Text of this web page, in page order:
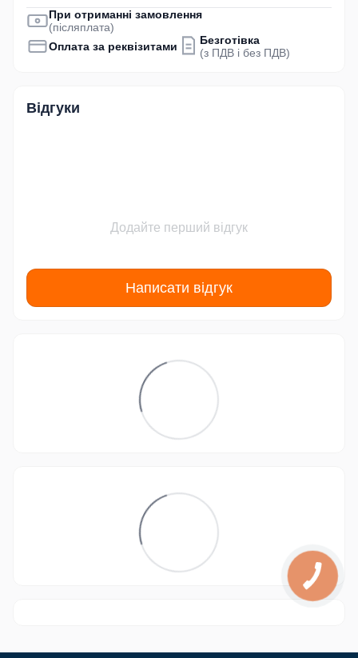
При отриманні замовлення
(післяплата)
Оплата за реквізитами
Безготівка
(з ПДВ і без ПДВ)
Відгуки
Додайте перший відгук
Написати відгук